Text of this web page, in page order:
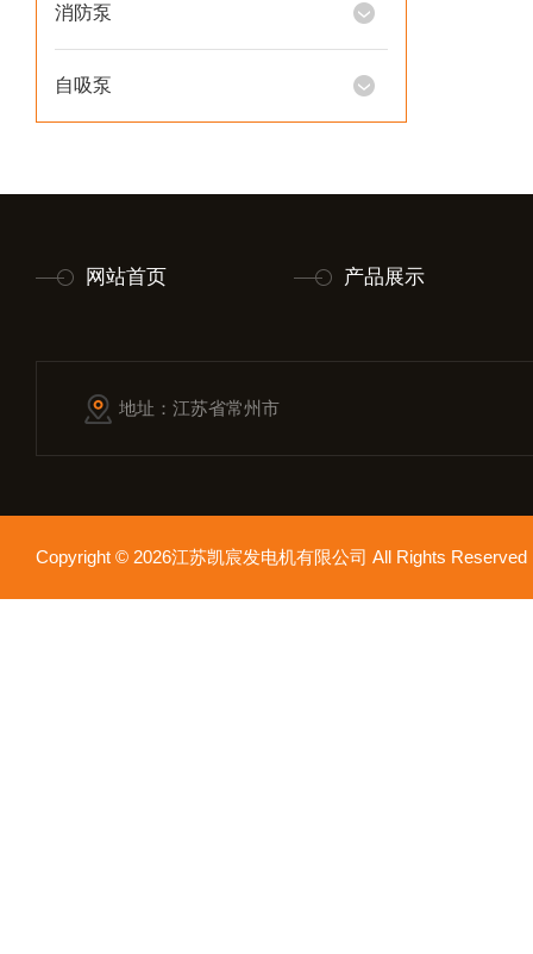
消防泵
自吸泵
网站首页 产品展示
地址：江苏省常州市
Copyright © 2026江苏凯宸发电机有限公司 All Rights